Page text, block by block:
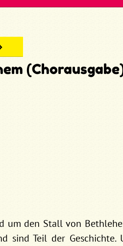
um den Stall von
sind Teil der